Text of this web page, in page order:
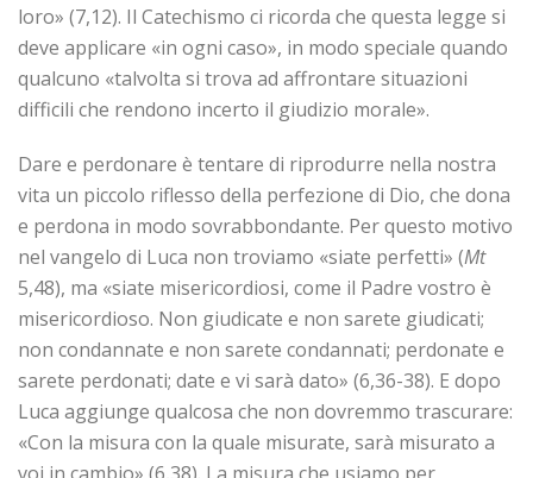
loro» (7,12). Il Catechismo ci ricorda che questa legge si
deve applicare «in ogni caso», in modo speciale quando
qualcuno «talvolta si trova ad affrontare situazioni
difficili che rendono incerto il giudizio morale».
Dare e perdonare è tentare di riprodurre nella nostra
vita un piccolo riflesso della perfezione di Dio, che dona
e perdona in modo sovrabbondante. Per questo motivo
nel vangelo di Luca non troviamo «siate perfetti» (Mt
5,48), ma «siate misericordiosi, come il Padre vostro è
misericordioso. Non giudicate e non sarete giudicati;
non condannate e non sarete condannati; perdonate e
sarete perdonati; date e vi sarà dato» (6,36-38). E dopo
Luca aggiunge qualcosa che non dovremmo trascurare:
«Con la misura con la quale misurate, sarà misurato a